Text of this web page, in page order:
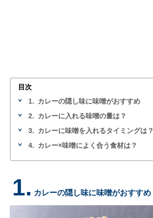
目次
1. カレーの隠し味に味噌がおすすめ
2. カレーに入れる味噌の量は？
3. カレーに味噌を入れるタイミングは？
4. カレー×味噌によく合う食材は？
1. カレーの隠し味に味噌がおすすめ